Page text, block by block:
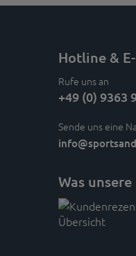
Hotline &
Rufe uns an
+49 (0) 9363
Sende uns eine
info
Was